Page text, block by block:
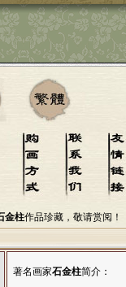
金柱作品珍藏，敬请赏阅！
著名画家石金柱简介：